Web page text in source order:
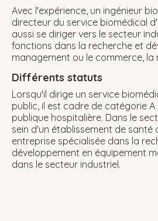
Avec l'expérience, un ingénieur
directeur du service biomédical
aussi se diriger vers le secteur
fonctions dans la recherche et
management ou le commerce, la
Différents statuts
Lorsqu'il dirige un service
public, il est cadre de catégorie
publique hospitalière. Dans le
sein d'un établissement de santé
entreprise spécialisée dans la
développement en équipement
dans le secteur industriel.